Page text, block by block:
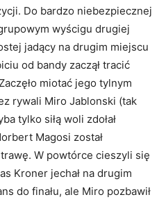
Do bardzo niebezpiecznej
wyścigu drugiej
jadący na drugim miejscu
od bandy zaczął tracić
miotać jego tylnym
rywali Miro Jablonski (tak
tylko siłą woli zdołał
Magosi został
W powtórce cieszyli się
Kroner jechał na drugim
do finału, ale Miro pozbawił